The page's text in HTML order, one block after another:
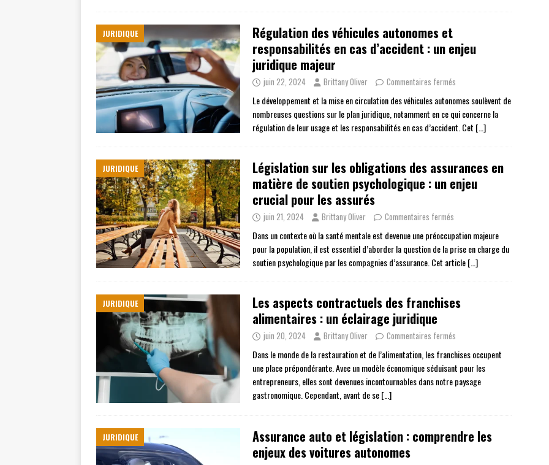
JURIDIQUE
Régulation des véhicules autonomes et
responsabilités en cas d’accident : un enjeu
juridique majeur
juin 22, 2024 Brittany Oliver Commentaires fermés
Le développement et la mise en circulation des véhicules autonomes soulèvent de
nombreuses questions sur le plan juridique, notamment en ce qui concerne la
régulation de leur usage et les responsabilités en cas d’accident. Cet […]
JURIDIQUE
Législation sur les obligations des assurances en
matière de soutien psychologique : un enjeu
crucial pour les assurés
juin 21, 2024 Brittany Oliver Commentaires fermés
Dans un contexte où la santé mentale est devenue une préoccupation majeure
pour la population, il est essentiel d’aborder la question de la prise en charge du
soutien psychologique par les compagnies d’assurance. Cet article[…]
JURIDIQUE
Les aspects contractuels des franchises
alimentaires : un éclairage juridique
juin 20, 2024 Brittany Oliver Commentaires fermés
Dans le monde de la restauration et de l’alimentation, les franchises occupent
une place prépondérante. Avec un modèle économique séduisant pour les
entrepreneurs, elles sont devenues incontournables dans notre paysage
gastronomique. Cependant, avant de se[…]
JURIDIQUE
Assurance auto et législation : comprendre les
enjeux des voitures autonomes